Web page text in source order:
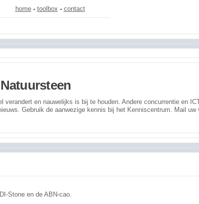
home- toolbox - contact
en nauwelijks is bij te houden. Andere concurrentie en
Gebruik de aanwezige kennis bij het Kenniscentrum. Mail
Stone en de ABN-cao.